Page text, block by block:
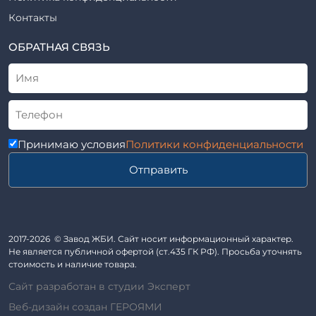
Элементы благоустройства
Трубы асбоцементные
Приставки железобетонные (пасынки) Серия 3.407-57 и
ГОСТ 14295-75
Лестничные марши
Автопавильоны
Анкера железобетонные
Балки железобетонные
Блоки железобетонные
Кабины санитарно-технические
Козырьки входов для общественных зданий
Рабочие чертежи
ВСН
ТУ
Альбом
Контакты
ОБРАТНАЯ СВЯЗЬ
Принимаю условияПолитики конфиденциальности
Отправить
2017-2026 © Завод ЖБИ. Сайт носит информационный характер.
Не является публичной офертой (ст.435 ГК РФ). Просьба уточнять
стоимость и наличие товара.
Сайт разработан в студии Эксперт
Веб-дизайн создан ГЕРОЯМИ